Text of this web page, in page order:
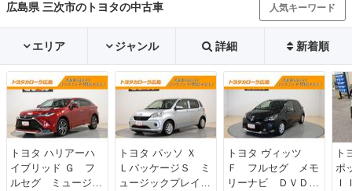
広島県 三次市のトヨタの中古車 人気キーワード
エリア ジャンル 詳細 新着順
トヨタ ハリアーハ
イブリッド Ｇ フ
ルセグ ミュージッ
トヨタ パッソ Ｘ
ＬパッケージＳ ミ
ュージックプレイヤ
トヨタ ヴィッツ
Ｆ フルセグ メモ
リーナビ ＤＶＤ再
ト
ポ